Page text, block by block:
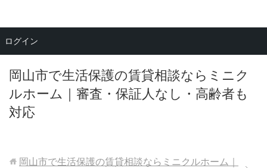
岡山市で生活保護の賃貸相談ならミニク
ルホーム｜審査・保証人なし・高齢者も
対応
メニュー
岡山市で生活保護の賃貸相談ならミニクルホーム｜
ログイン